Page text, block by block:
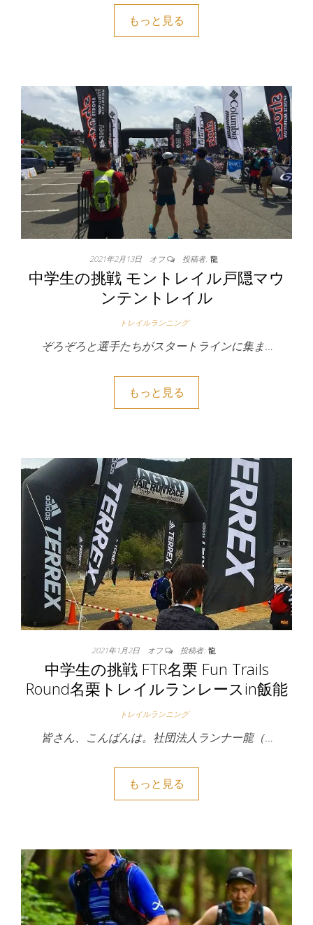
もっと見る
2021年2月13日 オフ 投稿者: 龍
中学生の挑戦 モントレイル戸隠マウ
ンテントレイル
トレイルランニング
ぞろぞろと選手たちがスタートラインに集ま…
もっと見る
2021年1月2日 オフ 投稿者: 龍
中学生の挑戦 FTR名栗 Fun Trails
Round名栗トレイルランレースin飯能
トレイルランニング
皆さん、こんばんは。社団法人ランナー龍（…
もっと見る